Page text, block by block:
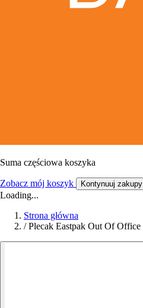
Suma częściowa koszyka
Zobacz mój koszyk Kontynuuj zakupy
Loading...
Strona główna
/ Plecak Eastpak Out Of Office